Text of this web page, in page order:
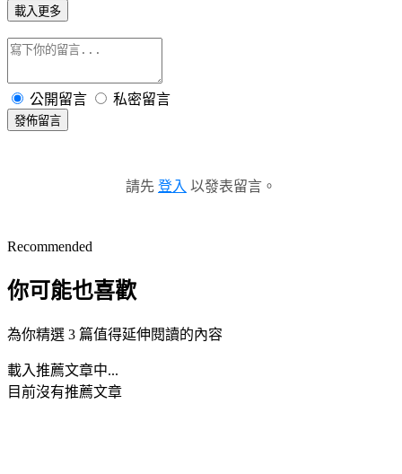
載入更多
公開留言 私密留言
發佈留言
請先 登入 以發表留言。
Recommended
你可能也喜歡
為你精選 3 篇值得延伸閱讀的內容
載入推薦文章中...
目前沒有推薦文章